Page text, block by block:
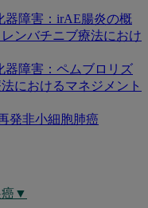
器障害：irAE腸炎の概
ンバチニブ療法におけ
器障害：ペムブロリズ
におけるマネジメント
発非小細胞肺癌
癌▼